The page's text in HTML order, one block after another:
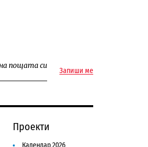
пощата си
Запиши ме
Проекти